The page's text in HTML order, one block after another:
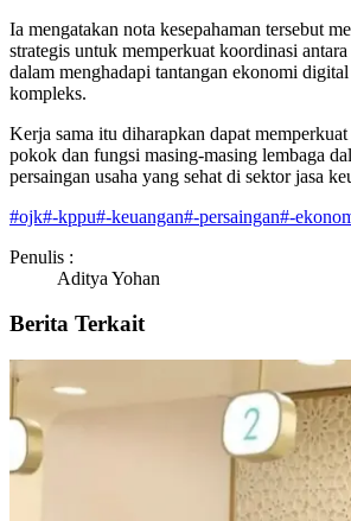
Ia mengatakan nota kesepahaman tersebut
strategis untuk memperkuat koordinasi
dalam menghadapi tantangan ekonomi
kompleks.
Kerja sama itu diharapkan dapat memperkuat
pokok dan fungsi masing-masing lembaga
persaingan usaha yang sehat di sektor jasa
#ojk#-kppu#-keuangan#-persaingan#-
Penulis :
Aditya Yohan
Berita Terkait